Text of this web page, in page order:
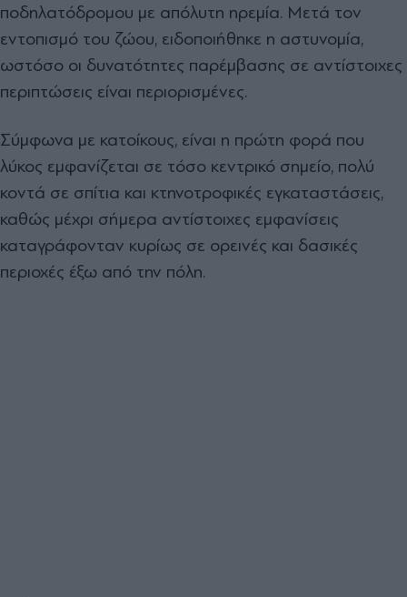
ποδηλατόδρομου με απόλυτη ηρεμία. Μετά τον
εντοπισμό του ζώου, ειδοποιήθηκε η αστυνομία,
ωστόσο οι δυνατότητες παρέμβασης σε αντίστοιχες
περιπτώσεις είναι περιορισμένες.
Σύμφωνα με κατοίκους, είναι η πρώτη φορά που
λύκος εμφανίζεται σε τόσο κεντρικό σημείο, πολύ
κοντά σε σπίτια και κτηνοτροφικές εγκαταστάσεις,
καθώς μέχρι σήμερα αντίστοιχες εμφανίσεις
καταγράφονταν κυρίως σε ορεινές και δασικές
περιοχές έξω από την πόλη.